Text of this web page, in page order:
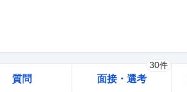
質問 面接・選考
30件